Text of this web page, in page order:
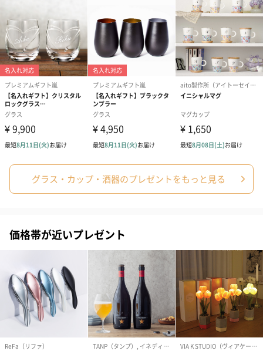
グラス・カップ・酒器のプレゼントをもっと見る
価格帯が近いプレゼント